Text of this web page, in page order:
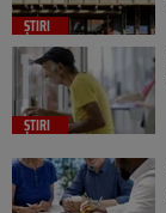
ȘTIRI
ȘTIRI